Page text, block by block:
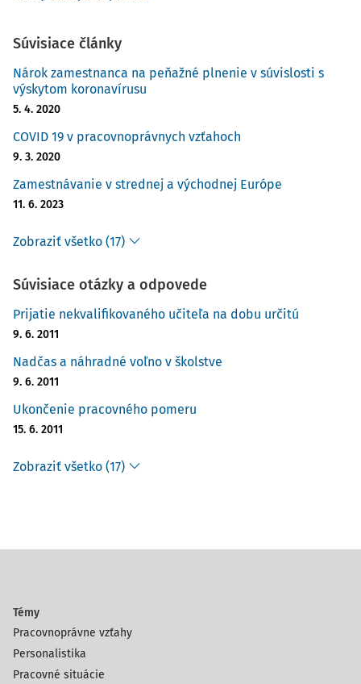
Súvisiace články
Nárok zamestnanca na peňažné plnenie v súvislosti s
výskytom koronavírusu
5. 4. 2020
COVID 19 v pracovnoprávnych vzťahoch
9. 3. 2020
Zamestnávanie v strednej a východnej Európe
11. 6. 2023
Zobraziť všetko (17)
Súvisiace otázky a odpovede
Prijatie nekvalifikovaného učiteľa na dobu určitú
9. 6. 2011
Nadčas a náhradné voľno v školstve
9. 6. 2011
Ukončenie pracovného pomeru
15. 6. 2011
Zobraziť všetko (17)
Témy
Pracovnoprávne vzťahy
Personalistika
Pracovné situácie